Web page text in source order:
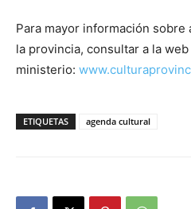
Para mayor información
la provincia, consultar a la
ministerio:
ETIQUETAS agenda cultural